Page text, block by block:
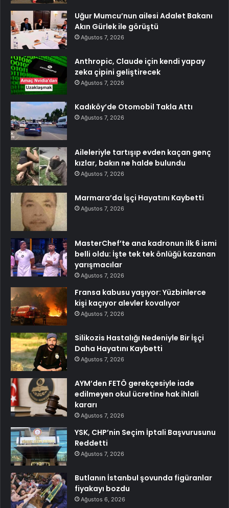
Uğur Mumcu’nun ailesi Adalet Bakanı
Akın Gürlek ile görüştü
Ağustos 7, 2026
Anthropic, Claude için kendi yapay
zeka çipini geliştirecek
Ağustos 7, 2026
Kadıköy’de Otomobil Takla Attı
Ağustos 7, 2026
Aileleriyle tartışıp evden kaçan genç
kızlar, bakın ne halde bulundu
Ağustos 7, 2026
Marmara’da İşçi Hayatını Kaybetti
Ağustos 7, 2026
MasterChef’te ana kadronun ilk 6 ismi
belli oldu: İşte tek tek önlüğü kazanan
yarışmacılar
Ağustos 7, 2026
Fransa kabusu yaşıyor: Yüzbinlerce
kişi kaçıyor alevler kovalıyor
Ağustos 7, 2026
Silikozis Hastalığı Nedeniyle Bir İşçi
Daha Hayatını Kaybetti
Ağustos 7, 2026
AYM’den FETÖ gerekçesiyle iade
edilmeyen okul ücretine hak ihlali
kararı
Ağustos 7, 2026
YSK, CHP’nin Seçim İptali Başvurusunu
Reddetti
Ağustos 7, 2026
Butlanın İstanbul şovunda figüranlar
fiyakayı bozdu
Ağustos 6, 2026